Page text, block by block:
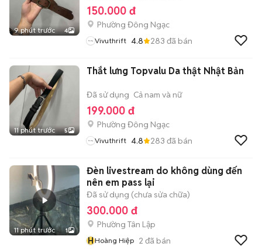
9 phút trước 4
150.000 đ
Phường Đông Ngạc
Vivuthrift 4.8 283 đã bán
11 phút trước 5
Thắt lưng Topvalu Da thật Nhật Bản
Đã sử dụng Cả nam và nữ
199.000 đ
Phường Đông Ngạc
Vivuthrift 4.8 283 đã bán
11 phút trước 1
Đèn livestream do không dùng đến
nên em pass lại
Đã sử dụng (chưa sửa chữa)
300.000 đ
Phường Tân Lập
HHoàng Hiệp 2 đã bán